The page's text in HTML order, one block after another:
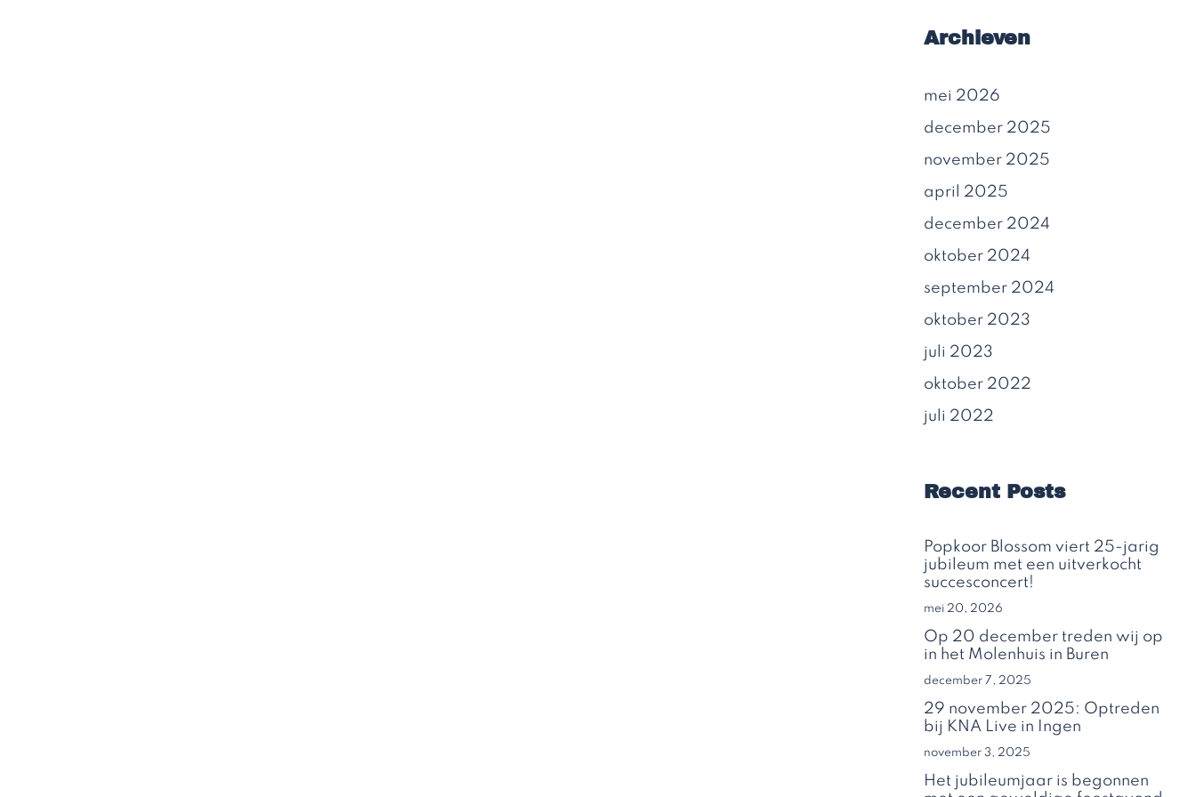
Archieven
mei 2026
december 2025
november 2025
april 2025
december 2024
oktober 2024
september 2024
oktober 2023
juli 2023
oktober 2022
juli 2022
Recent Posts
Popkoor Blossom viert 25-jarig
jubileum met een uitverkocht
succesconcert!
mei 20, 2026
Op 20 december treden wij op
in het Molenhuis in Buren
december 7, 2025
29 november 2025: Optreden
bij KNA Live in Ingen
november 3, 2025
Het jubileumjaar is begonnen